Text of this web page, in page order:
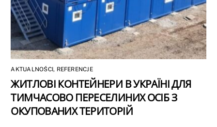
AKTUALNOŚCI, REFERENCJE
ЖИТЛОВІ КОНТЕЙНЕРИ В УКРАЇНІ ДЛЯ
ТИМЧАСОВО ПЕРЕСЕЛИНИХ ОСІБ З
ОКУПОВАНИХ ТЕРИТОРІЙ